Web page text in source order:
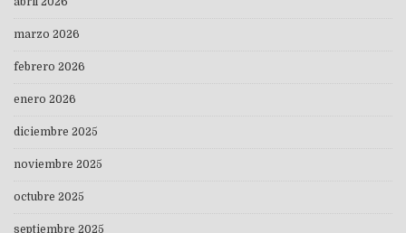
marzo 2026
febrero 2026
enero 2026
diciembre 2025
noviembre 2025
octubre 2025
septiembre 2025